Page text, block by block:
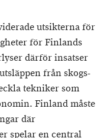
utsikterna för
för Finlands
därför insatser
från skogs-
tekniker som
Finland måste
där
spelar en central